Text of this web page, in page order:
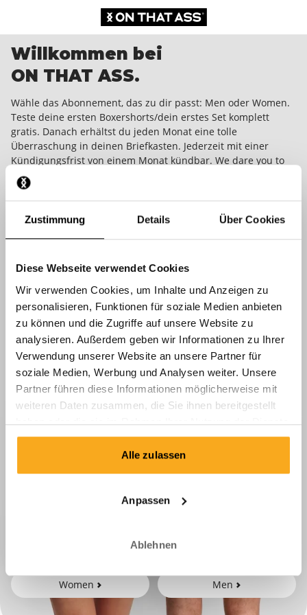
Zustimmung Details Über Cookies
Diese Webseite verwendet Cookies
Wir verwenden Cookies, um Inhalte und Anzeigen zu
personalisieren, Funktionen für soziale Medien anbieten
zu können und die Zugriffe auf unsere Website zu
analysieren. Außerdem geben wir Informationen zu Ihrer
Verwendung unserer Website an unsere Partner für
soziale Medien, Werbung und Analysen weiter. Unsere
Partner führen diese Informationen möglicherweise mit
weiteren Daten zusammen, die Sie ihnen bereitgestellt
haben oder die sie im Rahmen Ihrer Nutzung der Dienste
gesammelt haben.
Alle zulassen
Anpassen
Ablehnen
Willkommen bei
ON THAT ASS.
Wähle das Abonnement, das zu dir passt: Men oder Women.
Teste deine ersten Boxershorts/dein erstes Set komplett
gratis. Danach erhältst du jeden Monat eine tolle
Überraschung in deinen Briefkasten. Jederzeit mit einer
Kündigungsfrist von einem Monat kündbar. We dare you to
wear it!
Women Men